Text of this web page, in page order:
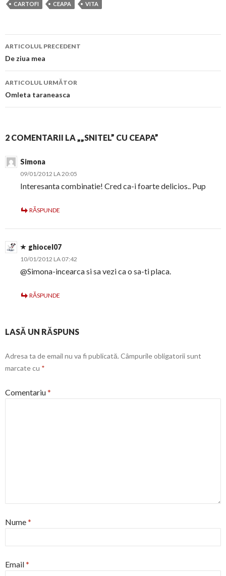
CARTOFI CEAPA VITA
Navigare
în
articol
ARTICOLUL PRECEDENT
De ziua mea
ARTICOLUL URMĂTOR
Omleta taraneasca
2 COMENTARII LA „„SNITEL” CU CEAPA”
Simona
09/01/2012 LA 20:05
Interesanta combinatie! Cred ca-i foarte delicios.. Pup
RĂSPUNDE
ghiocel07
10/01/2012 LA 07:42
@Simona-incearca si sa vezi ca o sa-ti placa.
RĂSPUNDE
LASĂ UN RĂSPUNS
Adresa ta de email nu va fi publicată. Câmpurile obligatorii sunt
marcate cu *
Comentariu*
Nume*
Email*